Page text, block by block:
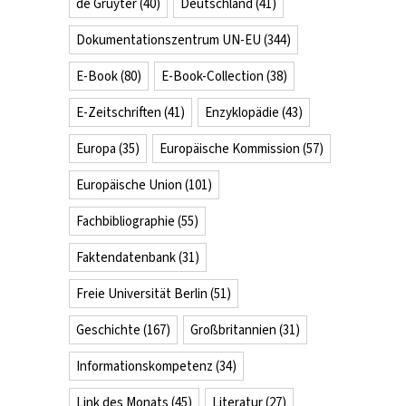
Dokumentationszentrum UN-EU (344)
E-Book(80) E-Book-Collection (38)
E-Zeitschriften (41) Enzyklopädie (43)
Europa (35) Europäische Kommission (57)
Europäische Union (101)
Fachbibliographie (55)
Faktendatenbank(31)
Freie Universität Berlin (51)
Geschichte (167) Großbritannien (31)
Informationskompetenz (34)